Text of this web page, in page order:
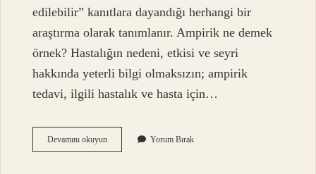
edilebilir” kanıtlara dayandığı herhangi bir
araştırma olarak tanımlanır. Ampirik ne demek
örnek? Hastalığın nedeni, etkisi ve seyri
hakkında yeterli bilgi olmaksızın; ampirik
tedavi, ilgili hastalık ve hasta için…
Devamını okuyunAmpirik
Değerlendirme
Yorum Bırak